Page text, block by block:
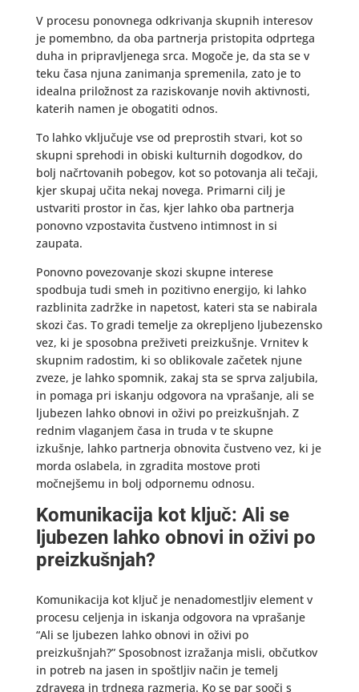
V procesu ponovnega odkrivanja skupnih interesov
je pomembno, da oba partnerja pristopita odprtega
duha in pripravljenega srca. Mogoče je, da sta se v
teku časa njuna zanimanja spremenila, zato je to
idealna priložnost za raziskovanje novih aktivnosti,
katerih namen je obogatiti odnos.
To lahko vključuje vse od preprostih stvari, kot so
skupni sprehodi in obiski kulturnih dogodkov, do
bolj načrtovanih pobegov, kot so potovanja ali tečaji,
kjer skupaj učita nekaj novega. Primarni cilj je
ustvariti prostor in čas, kjer lahko oba partnerja
ponovno vzpostavita čustveno intimnost in si
zaupata.
Ponovno povezovanje skozi skupne interese
spodbuja tudi smeh in pozitivno energijo, ki lahko
razblinita zadržke in napetost, kateri sta se nabirala
skozi čas. To gradi temelje za okrepljeno ljubezensko
vez, ki je sposobna preživeti preizkušnje. Vrnitev k
skupnim radostim, ki so oblikovale začetek njune
zveze, je lahko spomnik, zakaj sta se sprva zaljubila,
in pomaga pri iskanju odgovora na vprašanje, ali se
ljubezen lahko obnovi in oživi po preizkušnjah. Z
rednim vlaganjem časa in truda v te skupne
izkušnje, lahko partnerja obnovita čustveno vez, ki je
morda oslabela, in zgradita mostove proti
močnejšemu in bolj odpornemu odnosu.
Komunikacija kot ključ: Ali se
ljubezen lahko obnovi in oživi po
preizkušnjah?
Komunikacija kot ključ je nenadomestljiv element v
procesu celjenja in iskanja odgovora na vprašanje
“Ali se ljubezen lahko obnovi in oživi po
preizkušnjah?” Sposobnost izražanja misli, občutkov
in potreb na jasen in spoštljiv način je temelj
zdravega in trdnega razmerja. Ko se par sooči s